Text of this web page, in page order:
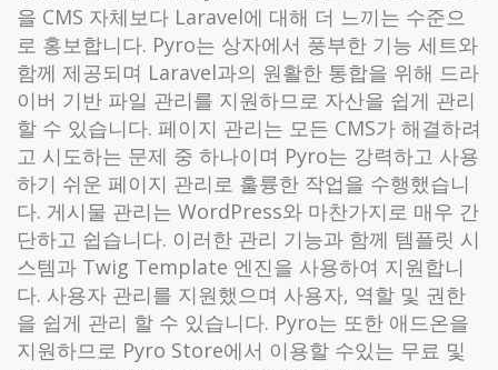
을 CMS 자체보다 Laravel에 대해 더 느끼는 수준으
로 홍보합니다. Pyro는 상자에서 풍부한 기능 세트와
함께 제공되며 Laravel과의 원활한 통합을 위해 드라
이버 기반 파일 관리를 지원하므로 자산을 쉽게 관리
할 수 ​​있습니다. 페이지 관리는 모든 CMS가 해결하려
고 시도하는 문제 중 하나이며 Pyro는 강력하고 사용
하기 쉬운 페이지 관리로 훌륭한 작업을 수행했습니
다. 게시물 관리는 WordPress와 마찬가지로 매우 간
단하고 쉽습니다. 이러한 관리 기능과 함께 템플릿 시
스템과 Twig Template 엔진을 사용하여 지원합니
다. 사용자 관리를 지원했으며 사용자, 역할 및 권한
을 쉽게 관리 할 수 ​​있습니다. Pyro는 또한 애드온을
지원하므로 Pyro Store에서 이용할 수있는 무료 및